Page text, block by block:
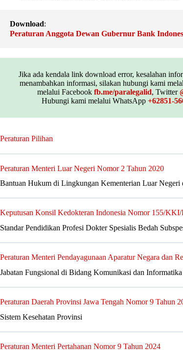
Download:
Peraturan Anggota Dewan Gubernur Bank
Jika ada kendala link download error, kesalahan
menambahkan informasi, silakan hubungi kami
melalui Facebook fb.me/paralegalid, Twitter
Hubungi kami melalui WhatsApp +62851-
Peraturan Pilihan
Peraturan Menteri Luar Negeri Nomor 2 Tahun 2020
Bantuan Hukum di Lingkungan Kementerian Luar Negeri
Keputusan Konsil Kedokteran Indonesia Nomor 155/
Standar Pendidikan Profesi Dokter Spesialis Bedah
Peraturan Menteri Pendayagunaan Aparatur Negara dan
Jabatan Fungsional di Bidang Komunikasi dan Informatika
Peraturan Daerah Provinsi Jawa Tengah Nomor 9 Tahun
Sistem Kesehatan Provinsi
Peraturan Menteri Pertahanan Nomor 9 Tahun 2024